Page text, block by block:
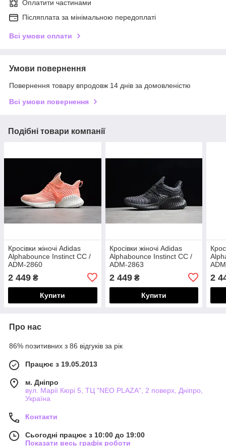
Оплатити частинами
Післяплата за мінімальною передоплаті
Всі умови оплати
Умови повернення
Повернення товару впродовж 14 днів за домовленістю
Всі умови повернення
Подібні товари компанії
Кросівки жіночі Adidas
Alphabounce Instinct CC /
ADM-2860
2 449 ₴
Купити
Кросівки жіночі Adidas
Alphabounce Instinct CC /
ADM-2863
2 449₴
Купити
2
Про нас
86% позитивних з 86 відгуків за рік
Працює з 19.05.2013
м. Дніпро
вул. Марії Кюрі 5, ТЦ "NEO PLAZA", 2 поверх, Дніпро,
Україна
Контакти
Сьогодні працює з 10:00 до 19:00
Показати весь графік роботи